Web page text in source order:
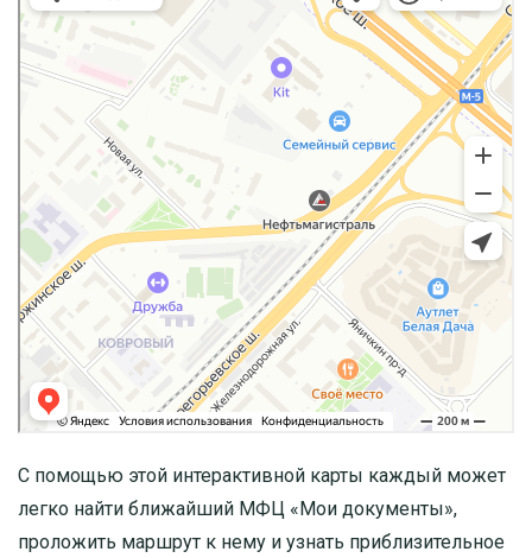
С помощью этой интерактивной карты каждый может
легко найти ближайший МФЦ «Мои документы»,
проложить маршрут к нему и узнать приблизительное